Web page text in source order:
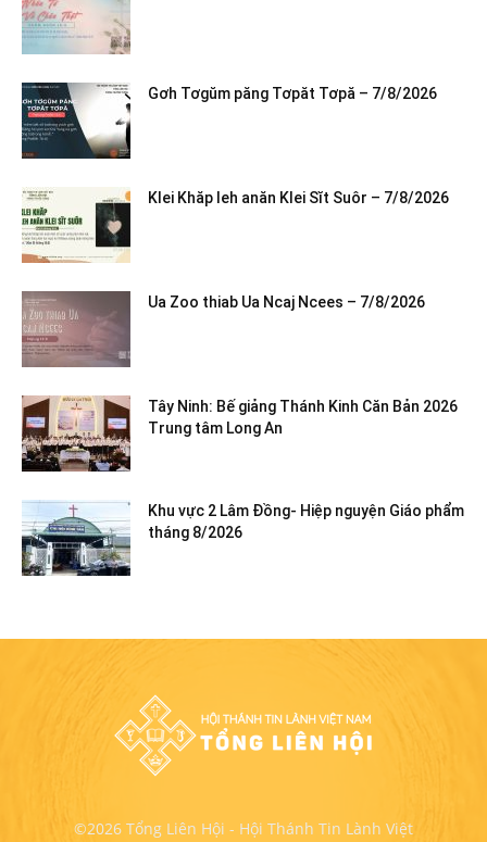
Gơh Tơgŭm păng Tơpăt Tơpă – 7/8/2026
Klei Khăp leh anăn Klei Sĭt Suôr – 7/8/2026
Ua Zoo thiab Ua Ncaj Ncees – 7/8/2026
Tây Ninh: Bế giảng Thánh Kinh Căn Bản 2026
Trung tâm Long An
Khu vực 2 Lâm Đồng- Hiệp nguyện Giáo phẩm
tháng 8/2026
©2026 Tổng Liên Hội - Hội Thánh Tin Lành Việt